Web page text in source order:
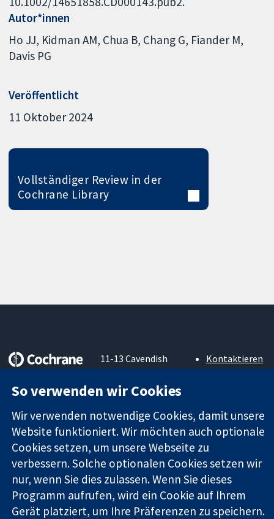
Autor*innen
Ho JJ Kidman AM Chua B Chang G Fiander M
Davis PG
Veröffentlicht
11 Oktober 2024
Vollständiger Review in der
Cochrane Library
Evidenz
Informierte
Entscheidungen
Bessere
Gesundheit
11-13 Cavendish
Square
London
W1G0AN
Vereinigtes
Königreich
Kontaktieren
Sie uns
Über uns
Cochrane
Library
Die Cochrane Collaboration ist eine gemeinützige Organisation
(Nr. 1045921) und in England und in Wales als eine Gesellschaft
So verwenden wir Cookies
Wir verwenden notwendige Cookies, damit unsere
Website funktioniert. Wir möchten auch optionale
Cookies setzen, um unsere Webseite zu
verbessern. Solche optionalen Cookies setzen wir
nur, wenn Sie dies zulassen. Wenn Sie dieses
Programm aufrufen, wird ein Cookie auf Ihrem
Gerät platziert, um Ihre Präferenzen zu speichern.